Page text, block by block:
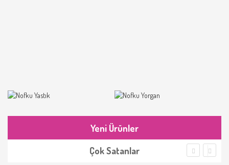
Yeni Ürünler
Çok Satanlar